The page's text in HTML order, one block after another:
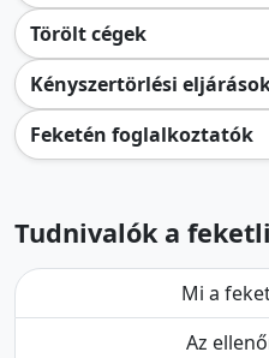
Törölt cégek
Kényszertörlési
Feketén foglalkoztatók
Tudnivalók a
Mi a
Az